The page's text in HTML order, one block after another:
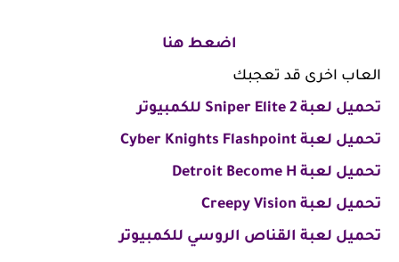
اضعط هنا
العاب اخرى قد تعجبك
تحميل لعبة Sniper Elite 2 للكمبيوتر
تحميل لعبة Cyber Knights Flashpoint
تحميل لعبة Detroit Become H
تحميل لعبة Creepy Vision
تحميل لعبة القناص الروسي للكمبيوتر